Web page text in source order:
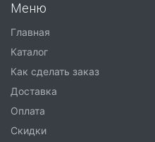
Меню
Главная
Каталог
Как сделать заказ
Доставка
Оплата
Скидки